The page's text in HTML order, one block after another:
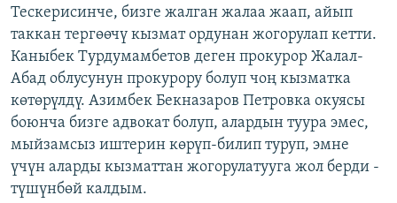
Тескерисинче, бизге жалган жалаа жаап, айып
таккан тергөөчү кызмат ордунан жогорулап кетти.
Каныбек Турдумамбетов деген прокурор Жалал-
Абад облусунун прокурору болуп чоң кызматка
көтөрүлдү. Азимбек Бекназаров Петровка окуясы
боюнча бизге адвокат болуп, алардын туура эмес,
мыйзамсыз иштерин көрүп-билип туруп, эмне
үчүн аларды кызматтан жогорулатууга жол берди -
түшүнбөй калдым.